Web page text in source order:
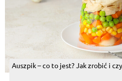
Auszpik – co to jest? Jak zrobić i